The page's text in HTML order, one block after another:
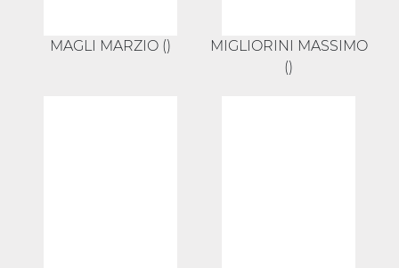
MAGLI MARZIO ()
MIGLIORINI MASSIMO
()